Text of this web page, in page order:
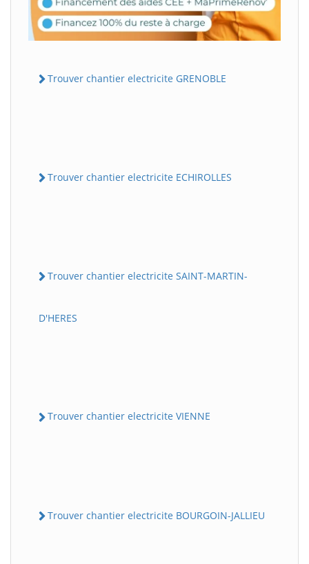
Trouver chantier electricite GRENOBLE
Trouver chantier electricite ECHIROLLES
Trouver chantier electricite SAINT-MARTIN-
D'HERES
Trouver chantier electricite VIENNE
Trouver chantier electricite BOURGOIN-JALLIEU